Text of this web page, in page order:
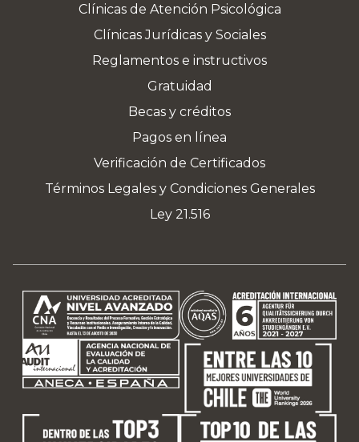
Clínicas de Atención Psicológica
Clínicas Jurídicas y Sociales
Reglamentos e instructivos
Gratuidad
Becas y créditos
Pagos en línea
Verificación de Certificados
Términos Legales y Condiciones Generales
Ley 21.516